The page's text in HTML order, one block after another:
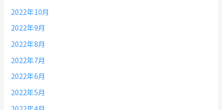
2022年10月
2022年9月
2022年8月
2022年7月
2022年6月
2022年5月